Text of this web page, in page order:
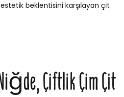
beklentisini karşılayan çit
Çiftlik Çim Çit